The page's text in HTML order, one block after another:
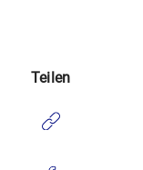
Teilen